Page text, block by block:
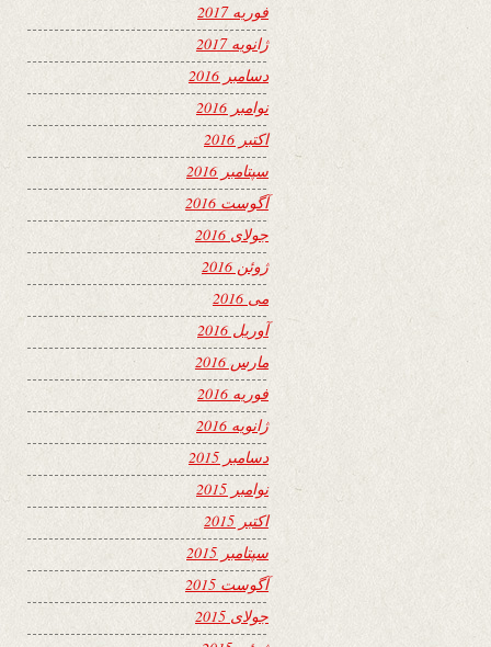
فوریه 2017
ژانویه 2017
دسامبر 2016
نوامبر 2016
اکتبر 2016
سپتامبر 2016
آگوست 2016
جولای 2016
ژوئن 2016
می 2016
آوریل 2016
مارس 2016
فوریه 2016
ژانویه 2016
دسامبر 2015
نوامبر 2015
اکتبر 2015
سپتامبر 2015
آگوست 2015
جولای 2015